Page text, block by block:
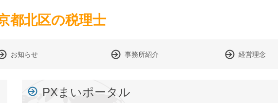
お知らせ 事務所紹介 経営理念
PXまいポータル